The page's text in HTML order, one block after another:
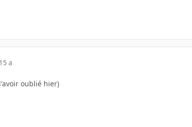
15 a
oublié hier)